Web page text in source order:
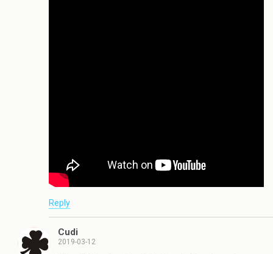
Reply
Cudi
2019-03-12